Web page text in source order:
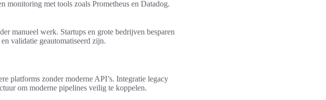
monitoring met tools zoals Prometheus en Datadog.
manueel werk. Startups en grote bedrijven besparen
validatie geautomatiseerd zijn.
platforms zonder moderne API’s. Integratie legacy
om moderne pipelines veilig te koppelen.